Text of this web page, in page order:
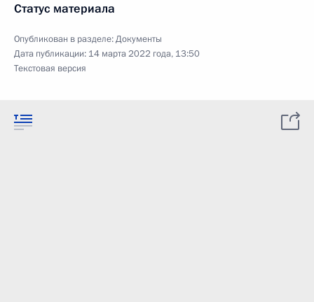
Статус материала
Опубликован в разделе:Документы
Дата публикации: 14 марта 2022 года, 13:50
Текстовая версия